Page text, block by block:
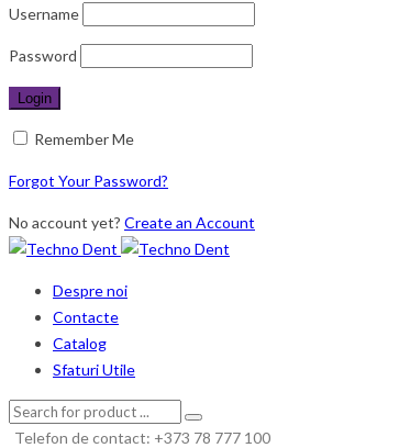
Username
Password
Remember Me
Forgot Your Password?
No account yet? Create an Account
Despre noi
Contacte
Catalog
Sfaturi Utile
Telefon de contact: +373 78 777 100